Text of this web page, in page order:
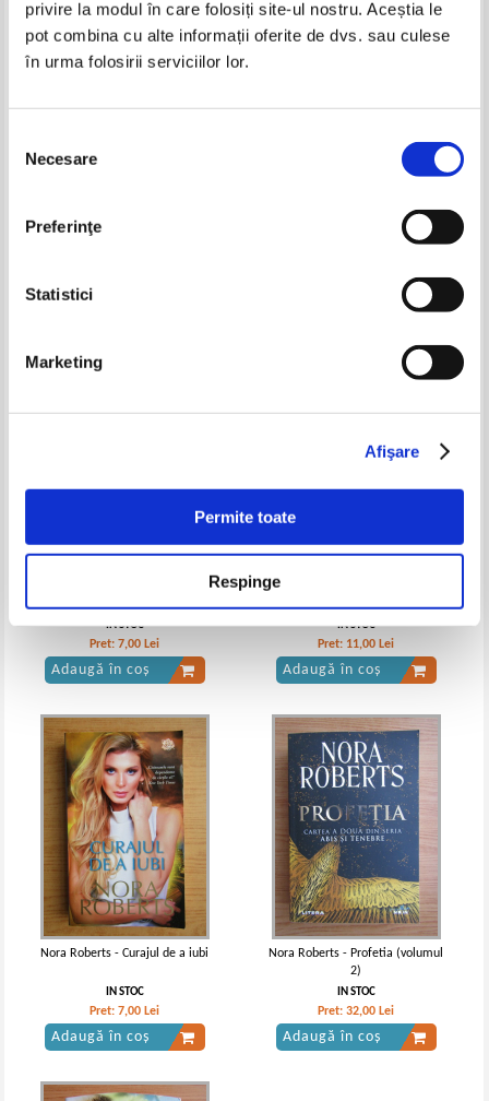
privire la modul în care folosiți site-ul nostru. Aceștia le
pot combina cu alte informații oferite de dvs. sau culese
în urma folosirii serviciilor lor.
consimțământului
Necesare
Preferinţe
Statistici
Marketing
Afişare
Permite toate
Respinge
Nora Roberts - Secrete publice
(volumul 1)
Adaugă în coș
Nora Roberts - Curentii din
timpul
IN STOC
Pret:7,00 Lei
Adaugă în coș
ritmul inimii
IN STOC
Pret: 11,00 Lei
Adaugă în coș
Nora Roberts - Curajul de a iubi
IN STOC
Pret:7,00 Lei
Adaugă în coș
Nora Roberts - Profetia (volumul
2)
IN STOC
Pret:32,00 Lei
Adaugă în coș